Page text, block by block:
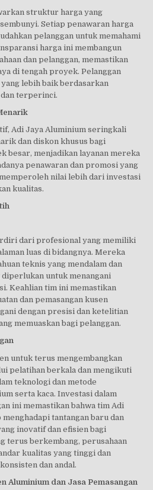
struktur harga yang
Setiap penawaran harga
pelanggan untuk memahami
harga ini membangun
dan pelanggan, memastikan
di tengah proyek. Pelanggan
lebih baik berdasarkan
terperinci.
Adi Jaya Aluminium seringkali
dan diskon khusus bagi
besar, menjadikan layanan mereka
penawaran dan promosi yang
nilai lebih dari investasi
kualitas.
dari profesional yang memiliki
luas di bidangnya. Mereka
teknis yang mendalam dan
untuk menangani
Keahlian tim ini memastikan
dan pemasangan kusen
dengan presisi dan ketelitian
memuaskan bagi pelanggan.
untuk terus mengembangkan
pelatihan berkala dan mengikuti
teknologi dan metode
serta kaca. Investasi dalam
ini memastikan bahwa tim Adi
tantangan baru dan
inovatif dan efisien bagi
terus berkembang, perusahaan
kualitas yang tinggi dan
dan andal.
Aluminium dan Jasa Pemasangan